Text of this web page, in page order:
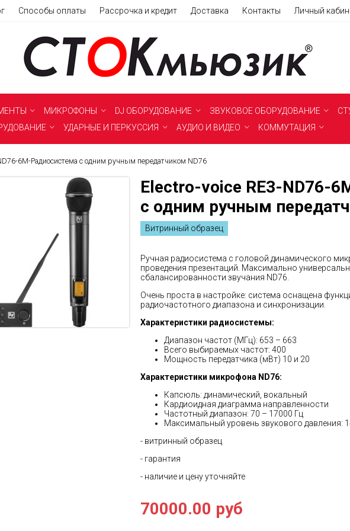
Способы оплаты Рассрочка и кредит Доставка Контакты Личный
МИКРОФОНЫ DJ ОБОРУДОВАНИЕ ЗВУКОВОЕ ОБОРУДОВАНИЕ
УДАРНЫЕ И ПЕРКУССИЯ АУДИО И ВИДЕО КОММУТАЦИЯ
6M-Радиосистема с одним ручным передатчиком ND76
нет в наличии
Electro-voice RE3-ND76-
с одним ручным
Витринный образец
Ручная радиосистема с головой динамического
проведения презентаций. Максимально
сбалансированности звучания ND76.
Очень проста в настройке: система оснащена
радиочастотного диапазона и синхронизации.
Характеристики радиосистемы:
Диапазон частот (МГц): 653 – 663
Всего выбираемых частот: 400
Мощность передатчика (мВт) 10 и 20
Характеристики микрофона ND76:
Капсюль: динамический, вокальный
Кардиоидная диаграмма направленности
Частотный диапазон: 70 – 17000 Гц
Максимальный уровень звукового давления:
- витринный образец
- гарантия
- наличие и цену уточняйте
70000.00 руб